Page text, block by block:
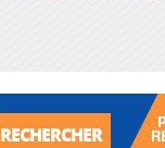
RECHERCHER